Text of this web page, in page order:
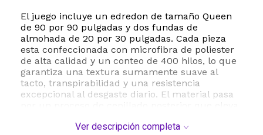
El juego incluye un edredon de tamaño Queen
de 90 por 90 pulgadas y dos fundas de
almohada de 20 por 30 pulgadas. Cada pieza
esta confeccionada con microfibra de poliester
de alta calidad y un conteo de 400 hilos, lo que
garantiza una textura sumamente suave al
tacto, transpirabilidad y una resistencia
excepcional al desgaste diario. El material pasa
descanso sumamente confortable durante toda
Ver descripción completa